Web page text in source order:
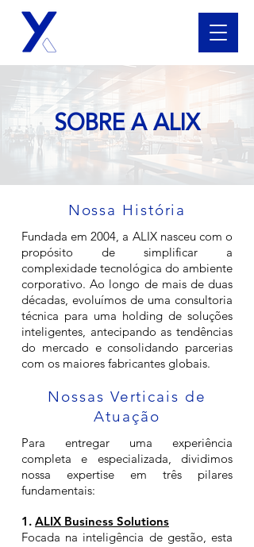
SOBRE A ALIX
Nossa História
Fundada em 2004, a ALIX nasceu com o
propósito de simplificar a
complexidade tecnológica do ambiente
corporativo. Ao longo de mais de duas
décadas, evoluímos de uma consultoria
técnica para uma holding de soluções
inteligentes, antecipando as tendências
do mercado e consolidando parcerias
com os maiores fabricantes globais.
Nossas Verticais de
Atuação
Para entregar uma experiência
completa e especializada, dividimos
nossa expertise em três pilares
fundamentais:
1. ALIX Business Solutions
Focada na inteligência de gestão, esta